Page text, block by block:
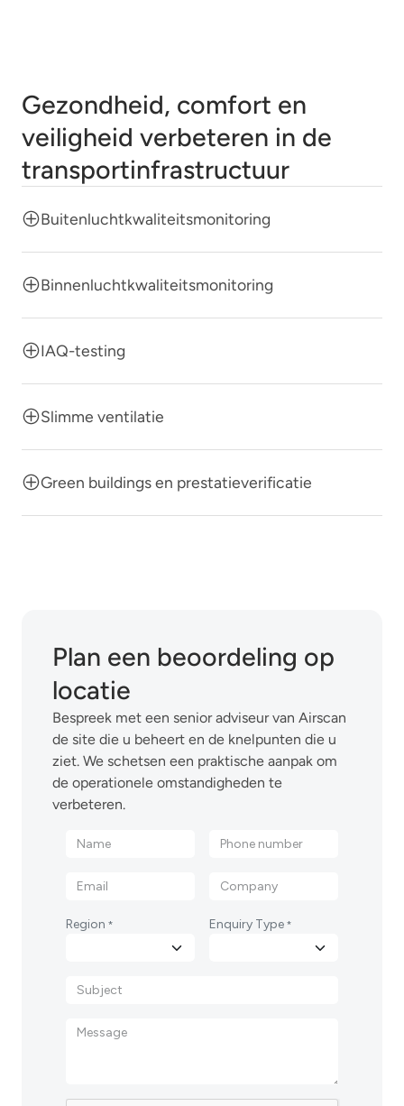
Gezondheid, comfort en
veiligheid verbeteren in de
transportinfrastructuur
Buitenluchtkwaliteitsmonitoring
Binnenluchtkwaliteitsmonitoring
IAQ-testing
Slimme ventilatie
Green buildings en prestatieverificatie
Plan een beoordeling op
locatie
Bespreek met een senior adviseur van Airscan
de site die u beheert en de knelpunten die u
ziet. We schetsen een praktische aanpak om
de operationele omstandigheden te
verbeteren.